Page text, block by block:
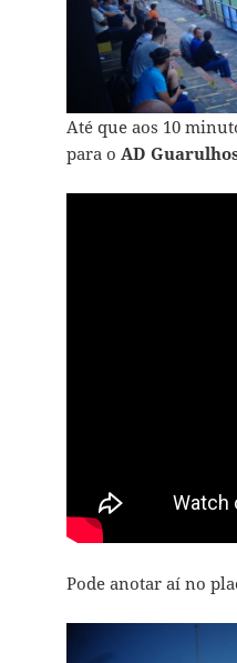
Até que aos 10
para o AD
Pode anotar aí no